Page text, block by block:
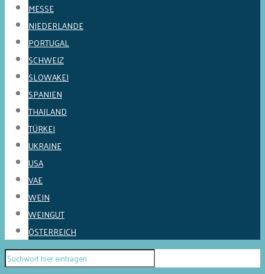
MESSE
NIEDERLANDE
PORTUGAL
SCHWEIZ
SLOWAKEI
SPANIEN
THAILAND
TÜRKEI
UKRAINE
USA
VAE
WEIN
WEINGUT
ÖSTERREICH